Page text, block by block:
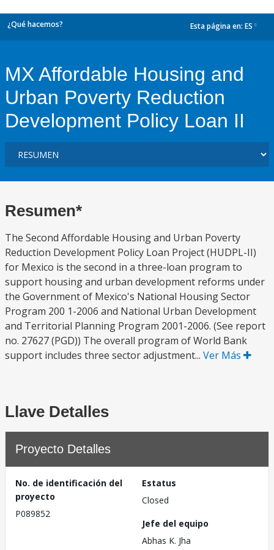
¿Qué hacemos? Esta página en: ES
MX Affordable Housing and
Urban Poverty Reduction
Development Policy Loan II
Resumen*
The Second Affordable Housing and Urban Poverty
Reduction Development Policy Loan Project (HUDPL-II)
for Mexico is the second in a three-loan program to
support housing and urban development reforms under
the Government of Mexico's National Housing Sector
Program 200 1-2006 and National Urban Development
and Territorial Planning Program 2001-2006. (See report
no. 27627 (PGD)) The overall program of World Bank
support includes three sector adjustment... Ver Más
Llave Detalles
Proyecto Detalles
No. de identificación del
proyecto
P089852
Estatus
Closed
Jefe del equipo
Abhas K. Jha